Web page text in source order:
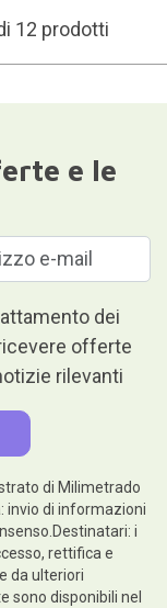
12 prodotti
e le
dei
offerte
rilevanti
di Milimetrado
invio di informazioni
i
rettifica e
da ulteriori
sono disponibili nel